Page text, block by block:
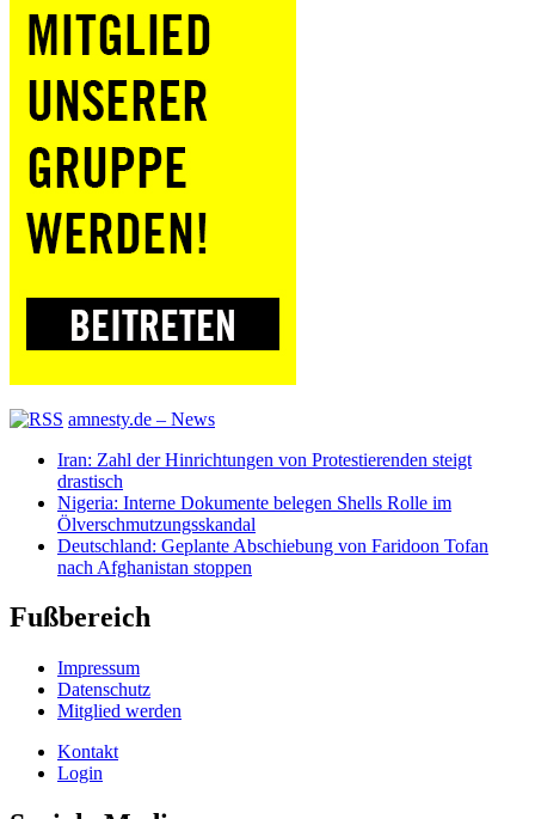
amnesty.de – News
Iran: Zahl der Hinrichtungen von Protestierenden steigt
drastisch
Nigeria: Interne Dokumente belegen Shells Rolle im
Ölverschmutzungsskandal
Deutschland: Geplante Abschiebung von Faridoon Tofan
nach Afghanistan stoppen
Fußbereich
Impressum
Datenschutz
Mitglied werden
Kontakt
Login